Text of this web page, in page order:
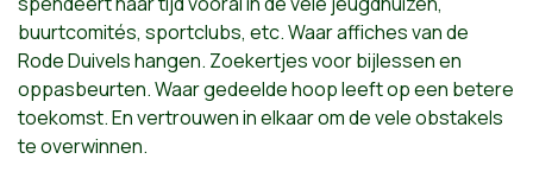
buurtcomités, sportclubs, etc.Waar affiches van de
Rode Duivels hangen. Zoekertjes voor bijlessen en
oppasbeurten.Waar gedeelde hoop leeft op een betere
toekomst. En vertrouwen in elkaar omde vele obstakels
te overwinnen.